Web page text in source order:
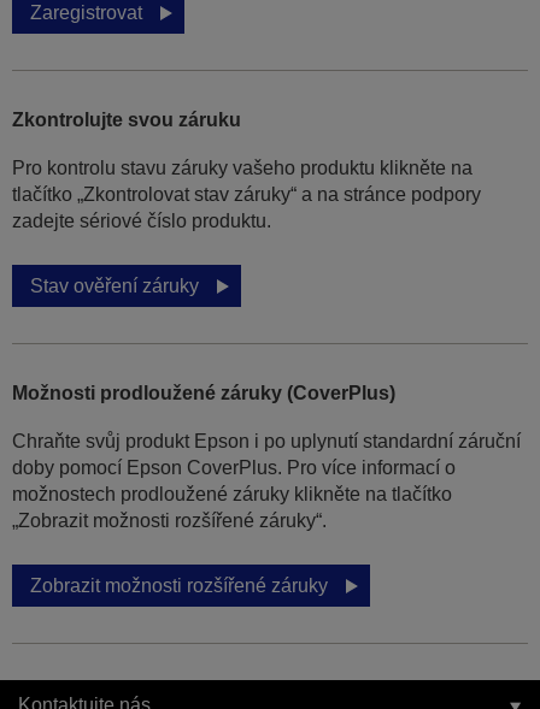
Zaregistrovat
Zkontrolujte svou záruku
Pro kontrolu stavu záruky vašeho produktu klikněte na
tlačítko „Zkontrolovat stav záruky“ a na stránce podpory
zadejte sériové číslo produktu.
Stav ověření záruky
Možnosti prodloužené záruky (CoverPlus)
Chraňte svůj produkt Epson i po uplynutí standardní záruční
doby pomocí Epson CoverPlus. Pro více informací o
možnostech prodloužené záruky klikněte na tlačítko
„Zobrazit možnosti rozšířené záruky“.
Zobrazit možnosti rozšířené záruky